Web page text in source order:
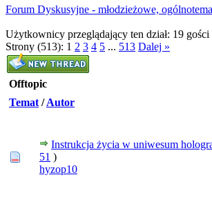
Forum Dyskusyjne - młodzieżowe,
Użytkownicy przeglądający ten dział: 19 gości
Strony (513): 1 2 3 4 5 ... 513 Dalej »
Offtopic
Temat /Autor
Instrukcja życia w uniwesum
51 )
hyzop10